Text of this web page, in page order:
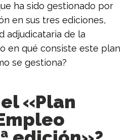
ha sido gestionado por
en sus tres ediciones,
adjudicataria de la
en qué consiste este plan
se gestiona?
«Plan